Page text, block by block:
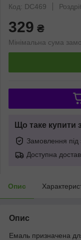
Код: DC469
329 ₴
Мінімальна сума
Що таке купити
Замовлення під
Доступна
Опис
Опис
Емаль призначена